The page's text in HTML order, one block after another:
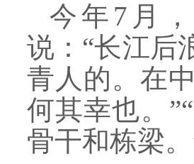
今年 7月
说：“长江后
青人的。在
何其幸也。
骨干和栋梁